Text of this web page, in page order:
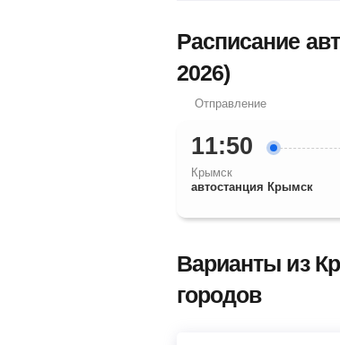
Расписание
2026)
Отправление
11:50
Крымск
автостанция Крымск
Варианты из
городов